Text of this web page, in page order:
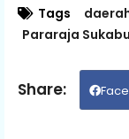
Tags
Pararaja